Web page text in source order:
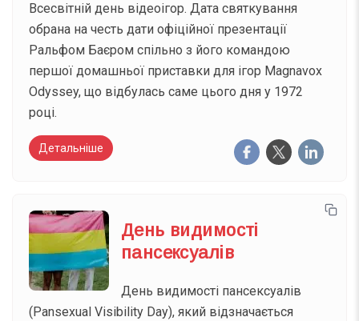
Всесвітній день відеоігор. Дата святкування
обрана на честь дати офіційної презентації
Ральфом Баєром спільно з його командою
першої домашньої приставки для ігор Magnavox
Odyssey, що відбулась саме цього дня у 1972
році.
Детальніше
День видимості
пансексуалів
День видимості пансексуалів
(Pansexual Visibility Day), який відзначається